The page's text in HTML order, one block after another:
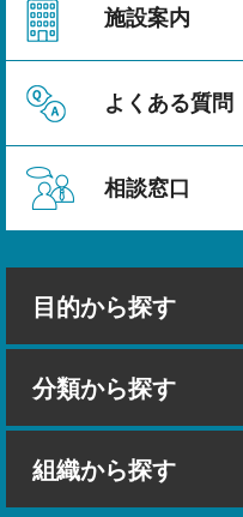
施設案内
よくある質問
相談窓口
目的から探す
分類から探す
組織から探す